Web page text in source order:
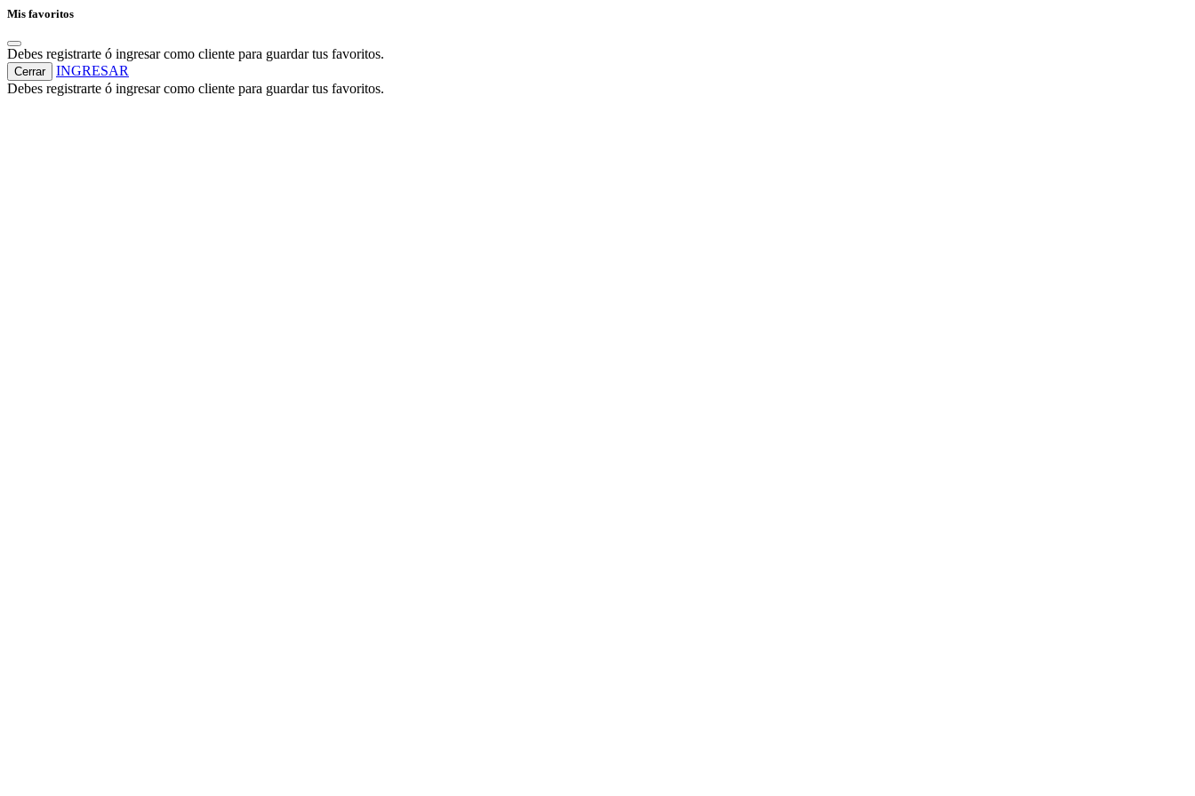
Mis favoritos
Debes registrarte ó ingresar como cliente para guardar tus favoritos.
Cerrar
INGRESAR
Debes registrarte ó ingresar como cliente para guardar tus favoritos.